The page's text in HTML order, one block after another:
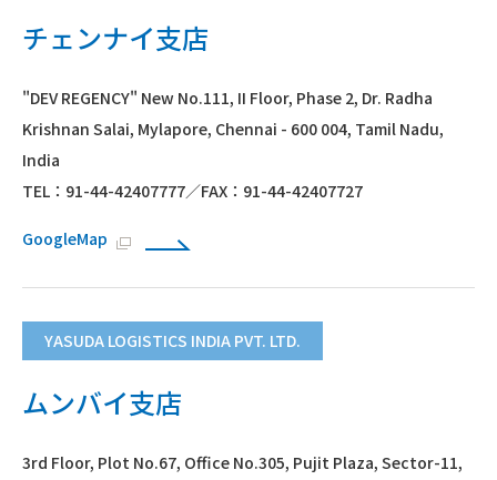
チェンナイ支店
"DEV REGENCY" New No.111, II Floor, Phase 2, Dr. Radha
Krishnan Salai, Mylapore, Chennai - 600 004, Tamil Nadu,
India
TEL：91-44-42407777／FAX：91-44-42407727
GoogleMap
YASUDA LOGISTICS INDIA PVT. LTD.
ムンバイ支店
3rd Floor, Plot No.67, Office No.305, Pujit Plaza, Sector-11,